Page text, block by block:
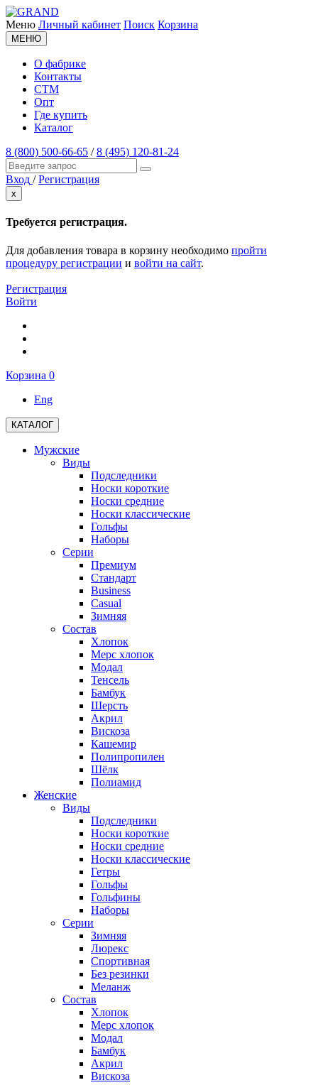
Меню Личный кабинет Поиск Корзина
МЕНЮ
О фабрике
Контакты
СТМ
Опт
Где купить
Каталог
8 (800) 500-66-65 /8 (495) 120-81-24
Вход / Регистрация
x
Требуется регистрация.
Для добавления товара в корзину необходимо пройти
процедуру регистрации и войти на сайт.
Регистрация
Войти
Корзина 0
Eng
КАТАЛОГ
Мужские
Виды
Подследники
Носки короткие
Носки средние
Носки классические
Гольфы
Наборы
Серии
Премиум
Стандарт
Business
Casual
Зимняя
Состав
Хлопок
Мерс хлопок
Модал
Тенсель
Бамбук
Шерсть
Акрил
Вискоза
Кашемир
Полипропилен
Шёлк
Полиамид
Женские
Виды
Подследники
Носки короткие
Носки средние
Носки классические
Гетры
Гольфы
Гольфины
Наборы
Серии
Зимняя
Люрекс
Спортивная
Без резинки
Меланж
Состав
Хлопок
Мерс хлопок
Модал
Бамбук
Акрил
Вискоза